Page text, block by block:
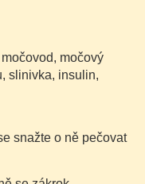
močový
slinivka, insulin,
snažte o ně pečovat